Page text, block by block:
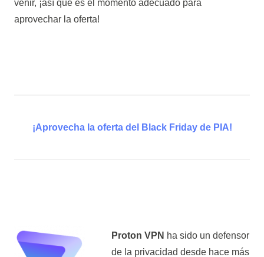
venir, ¡así que es el momento adecuado para
aprovechar la oferta!
¡Aprovecha la oferta del Black Friday de PIA!
Proton VPN ha sido un defensor
de la privacidad desde hace más